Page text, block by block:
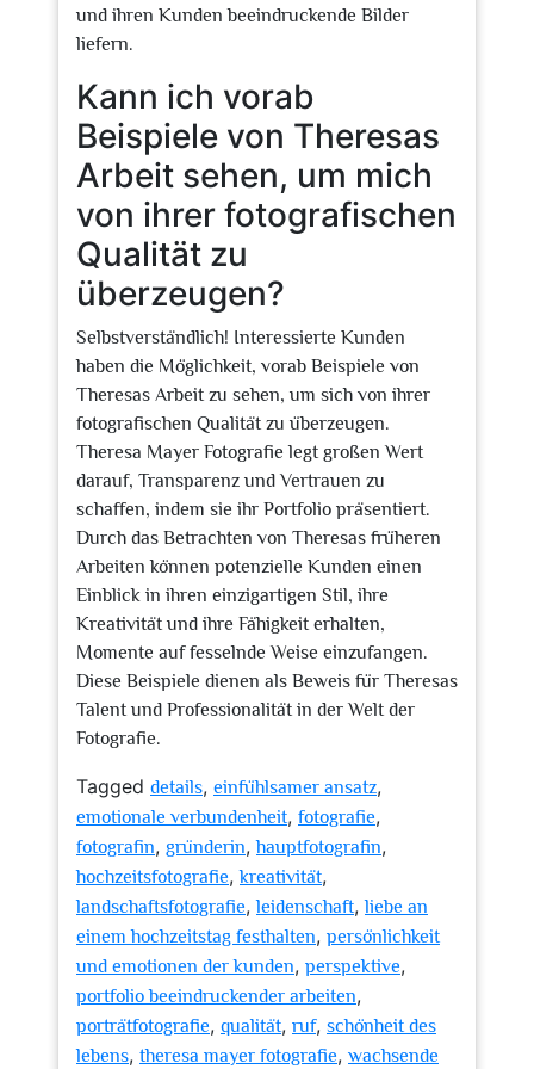
und ihren Kunden beeindruckende Bilder
liefern.
Kann ich vorab
Beispiele von Theresas
Arbeit sehen, um mich
von ihrer fotografischen
Qualität zu
überzeugen?
Selbstverständlich! Interessierte Kunden
haben die Möglichkeit, vorab Beispiele von
Theresas Arbeit zu sehen, um sich von ihrer
fotografischen Qualität zu überzeugen.
Theresa Mayer Fotografie legt großen Wert
darauf, Transparenz und Vertrauen zu
schaffen, indem sie ihr Portfolio präsentiert.
Durch das Betrachten von Theresas früheren
Arbeiten können potenzielle Kunden einen
Einblick in ihren einzigartigen Stil, ihre
Kreativität und ihre Fähigkeit erhalten,
Momente auf fesselnde Weise einzufangen.
Diese Beispiele dienen als Beweis für Theresas
Talent und Professionalität in der Welt der
Fotografie.
Tagged details, einfühlsamer ansatz,
emotionale verbundenheit, fotografie,
fotografin, gründerin,hauptfotografin,
hochzeitsfotografie,kreativität,
landschaftsfotografie,leidenschaft,liebe an
einem hochzeitstag festhalten, persönlichkeit
und emotionen der kunden, perspektive,
portfolio beeindruckender arbeiten,
porträtfotografie, qualität, ruf, schönheit des
lebens, theresa mayer fotografie, wachsende